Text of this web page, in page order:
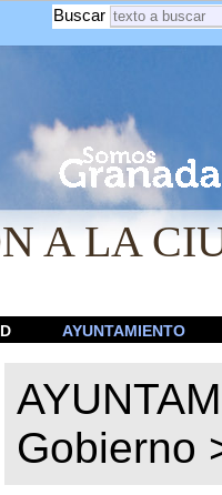
Buscar
A LA
AYUNTAMIENTO
Gobierno